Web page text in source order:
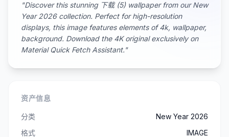
"Discover this stunning 下载 (5) wallpaper from our New
Year 2026 collection. Perfect for high-resolution
displays, this image features elements of 4k, wallpaper,
background. Download the 4K original exclusively on
Material Quick Fetch Assistant."
资产信息
分类
New Year 2026
格式
IMAGE